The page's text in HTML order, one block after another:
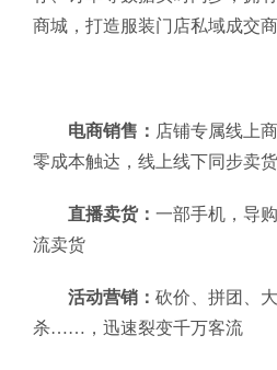
商城，打造服装门店私域成交商
电商销售： 店铺专属线上
零成本触达，线上线下同步卖货
直播卖货： 一部手机，导
流卖货
活动营销： 砍价、拼团、
杀……，迅速裂变千万客流